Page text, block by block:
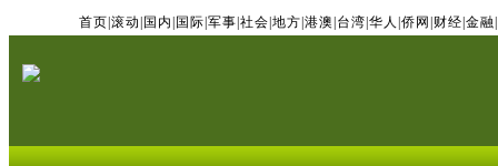
首页 滚动 国内 国际 军事 社会 地方 港澳 台湾 华人 侨网 财经 金融